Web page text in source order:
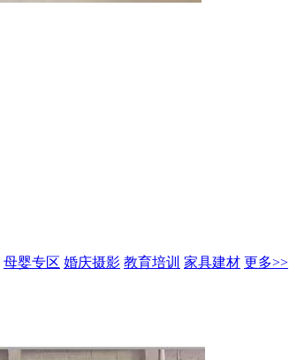
母婴专区 婚庆摄影 教育培训 家具建材 更多>>